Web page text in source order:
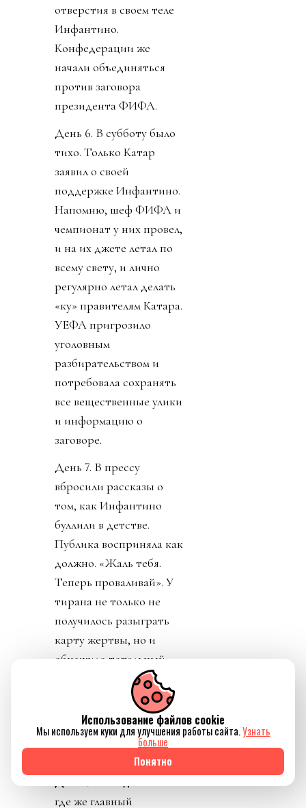
отверстия в своем теле
Инфантино.
Конфедерации же
начали объединяться
против заговора
президента ФИФА.
День 6. В субботу было
тихо. Только Катар
заявил о своей
поддержке Инфантино.
Напомню, шеф ФИФА и
чемпионат у них провел,
и на их джете летал по
всему свету, и лично
регулярно летал делать
«ку» правителям Катара.
УЕФА пригрозило
уголовным
разбирательством и
потребовала сохранять
все вещественные улики
и информацию о
заговоре.
День 7. В прессу
вбросили рассказы о
том, как Инфантино
буллили в детстве.
Публика восприняла как
должно. «Жаль тебя.
Теперь проваливай». У
тирана не только не
получилось разыграть
карту жертвы, но и
обнажило тотальный
отрыв диктатора от
реальности. Воистину,
тираны, жулики и
диктаторы так похожи
где же главный
Использование файлов cookie
Мы используем куки для улучшения работы сайта.Узнать
больше
Понятно